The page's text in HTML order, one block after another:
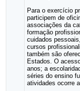
Para o exercício
participem de
associações da
formação
cuidados
cursos
também são
Estados. O
anos; a
séries do ensino
atividades ocorre